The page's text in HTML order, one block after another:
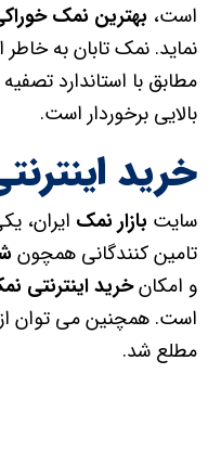
است، بهترین نمک
نماید. نمک تابان به
مطابق با استاندارد
بالایی برخوردار است.
خرید
سایت بازار نمک ایران،
تامین کنندگانی همچون
و امکانخرید اینترنتی
است. همچنین می توان از
مطلع شد.